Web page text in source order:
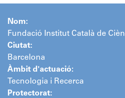
Nom:
Fundació Institut Català de
Ciutat:
Barcelona
Àmbit d'actuació:
Tecnologia i Recerca
Protectorat: